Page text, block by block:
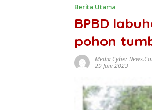
Berita Utama
BPBD
pohon
Media Cyber
29 Juni 2023